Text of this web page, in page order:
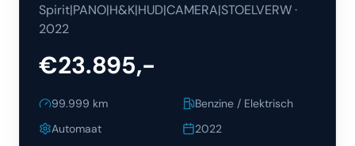
Spirit|PANO|H&K|HUD|CAMERA|STOELVERW·
2022
€23.895,-
99.999 km
Benzine / Elektrisch
Automaat
2022